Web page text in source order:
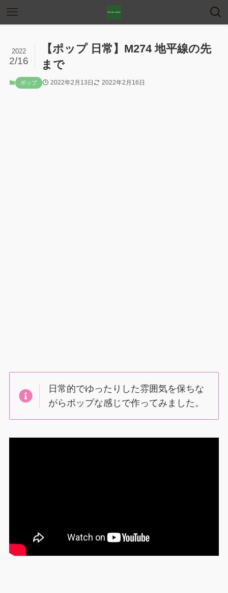
【ポップ 日常】M274 地平線の先
まで
2022
2/16
ポップ 2022年2月13日 2022年2月16日
日常的でゆったりした雰囲気を保ちな
がらポップな感じで作ってみました。